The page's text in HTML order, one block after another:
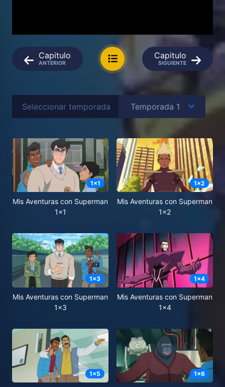
Capitulo
ANTERIOR
Capitulo
SIGUIENTE
Seleccionar temporada
1x1
Mis Aventuras con Superman
1x1
1x2
Mis Aventuras con Superman
1x2
1x3
Mis Aventuras con Superman
1x3
1x4
Mis Aventuras con Superman
1x4
1x5 1x6